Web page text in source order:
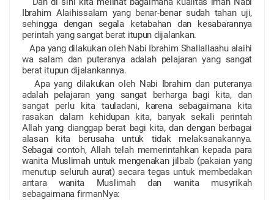
Ibrahim Alaihissalam yang benar-benar sudah tahan uji,
sehingga dengan segala ketabahan dan kesabarannya
perintah yang sangat berat itupun dijalankan.
Apa yang dilakukan oleh Nabi Ibrahim Shallallaahu alaihi
wa salam dan puteranya adalah pelajaran yang sangat
berat itupun dijalankannya.
Apa yang dilakukan oleh Nabi Ibrahim dan puteranya
adalah pelajaran yang sangat berharga bagi kita, dan
sangat perlu kita tauladani, karena sebagaimana kita
rasakan dalam kehidupan kita, banyak sekali perintah
Allah yang dianggap berat bagi kita, dan dengan berbagai
alasan kita berusaha untuk tidak melaksanakannya.
Sebagai contoh, Allah telah memerintahkan kepada para
wanita Muslimah untuk mengenakan jilbab (pakaian yang
menutup seluruh aurat) secara tegas untuk membedakan
antara wanita Muslimah dan wanita musyrikah
sebagaimana firmanNya: